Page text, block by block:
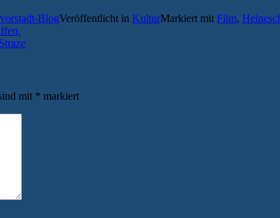
BlogVeröffentlicht in KulturMarkiert mit Film,
mit * markiert